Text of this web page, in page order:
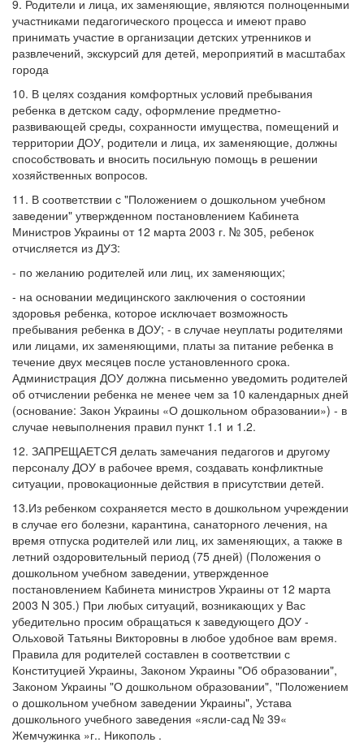
9. Родители и лица, их заменяющие, являются полноценными
участниками педагогического процесса и имеют право
принимать участие в организации детских утренников и
развлечений, экскурсий для детей, мероприятий в масштабах
города
10. В целях создания комфортных условий пребывания
ребенка в детском саду, оформление предметно-
развивающей среды, сохранности имущества, помещений и
территории ДОУ, родители и лица, их заменяющие, должны
способствовать и вносить посильную помощь в решении
хозяйственных вопросов.
11. В соответствии с "Положением о дошкольном учебном
заведении" утвержденном постановлением Кабинета
Министров Украины от 12 марта 2003 г. № 305, ребенок
отчисляется из ДУЗ:
- по желанию родителей или лиц, их заменяющих;
- на основании медицинского заключения о состоянии
здоровья ребенка, которое исключает возможность
пребывания ребенка в ДОУ; - в случае неуплаты родителями
или лицами, их заменяющими, платы за питание ребенка в
течение двух месяцев после установленного срока.
Администрация ДОУ должна письменно уведомить родителей
об отчислении ребенка не менее чем за 10 календарных дней
(основание: Закон Украины «О дошкольном образовании») - в
случае невыполнения правил пункт 1.1 и 1.2.
12. ЗАПРЕЩАЕТСЯ делать замечания педагогов и другому
персоналу ДОУ в рабочее время, создавать конфликтные
ситуации, провокационные действия в присутствии детей.
13.Из ребенком сохраняется место в дошкольном учреждении
в случае его болезни, карантина, санаторного лечения, на
время отпуска родителей или лиц, их заменяющих, а также в
летний оздоровительный период (75 дней) (Положения о
дошкольном учебном заведении, утвержденное
постановлением Кабинета министров Украины от 12 марта
2003 N 305.) При любых ситуаций, возникающих у Вас
убедительно просим обращаться к заведующего ДОУ -
Ольховой Татьяны Викторовны в любое удобное вам время.
Правила для родителей составлен в соответствии с
Конституцией Украины, Законом Украины "Об образовании",
Законом Украины "О дошкольном образовании", "Положением
о дошкольном учебном заведении Украины", Устава
дошкольного учебного заведения «ясли-сад № 39«
Жемчужинка »г.. Никополь .